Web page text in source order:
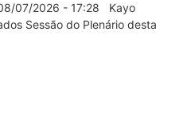
07/2026 - 17:28 Kayo
Sessão do Plenário desta